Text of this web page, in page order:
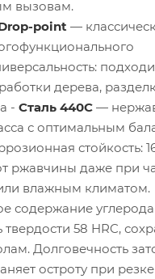
вызовам.
point —
дерева,
- Сталь 440С —
с оптимальным
стойкость:
ржавчины даже при
влажным климатом.
содержание углерода
твердости 58 HRC,
Долговечность
остроту при